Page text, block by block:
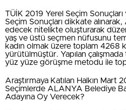
TÜİK 2019 Yerel Seçim
Seçim Sonuçları dikkate
edecek nitelikte oluşturarak
yaş ve üstü seçmen nüfusunu
kadın olmak üzere toplam 4268
yürütülmüştür. Yapılan
yüz yüze görüşme metodu ile
Araştırmaya Katılan Halkın Mart
Seçimlerde ALANYA Belediye
Adayına Oy Verecek?